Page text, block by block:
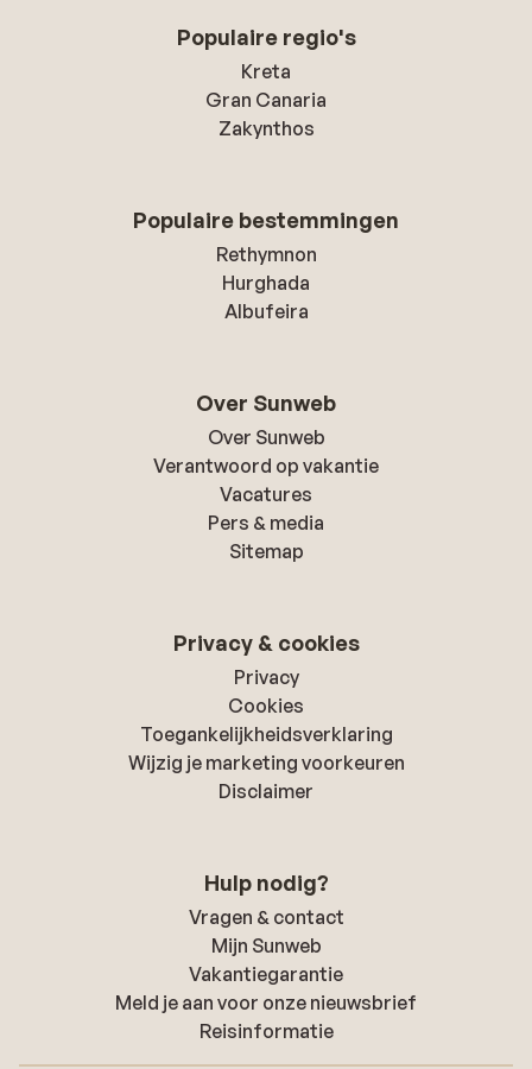
Populaire regio's
Kreta
Gran Canaria
Zakynthos
Populaire bestemmingen
Rethymnon
Hurghada
Albufeira
Over Sunweb
Over Sunweb
Verantwoord op vakantie
Vacatures
Pers & media
Sitemap
Privacy & cookies
Privacy
Cookies
Toegankelijkheidsverklaring
Wijzig je marketing voorkeuren
Disclaimer
Hulp nodig?
Vragen & contact
Mijn Sunweb
Vakantiegarantie
Meld je aan voor onze nieuwsbrief
Reisinformatie